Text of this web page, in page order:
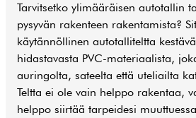
Tarvitsetko ylimääräisen autotallin
pysyvän rakenteen rakentamista?
käytännöllinen autotalliteltta
hidastavasta PVC-materiaalista,
auringolta, sateelta että uteliailta
Teltta ei ole vain helppo rakentaa,
helppo siirtää tarpeidesi